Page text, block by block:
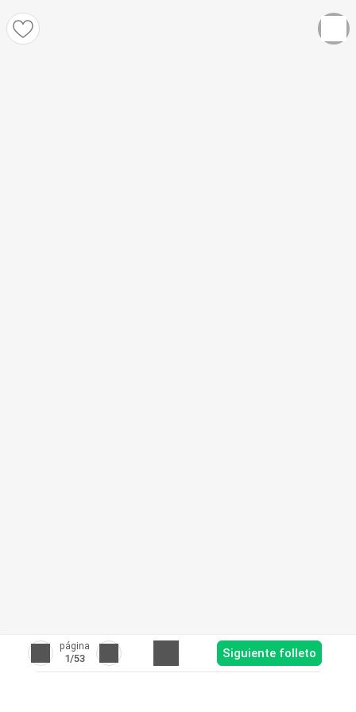
página
1/53 Siguiente folleto